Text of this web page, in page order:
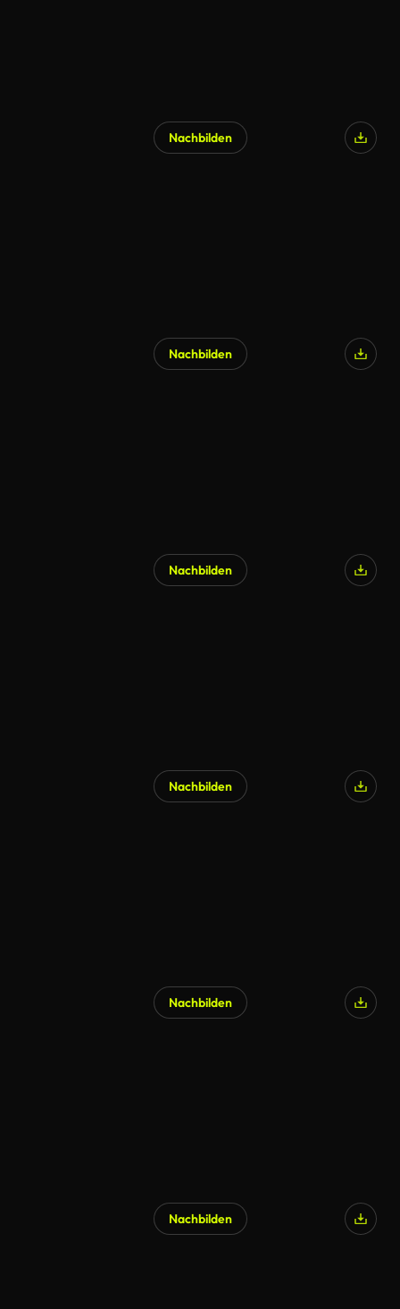
Nachbilden
Nachbilden
Nachbilden
Nachbilden
Nachbilden
Nachbilden